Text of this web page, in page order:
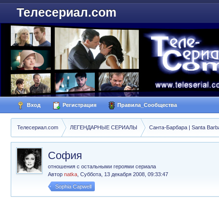
Телесериал.com
Вход Регистрация Правила_Сообщества
Телесериал.com ЛЕГЕНДАРНЫЕ СЕРИАЛЫ Санта-Барбара | Santa
София
отношения с остальными героями сериала
Автор natka Суббота, 13 декабря 2008, 09:33:47
Sophia Capwell